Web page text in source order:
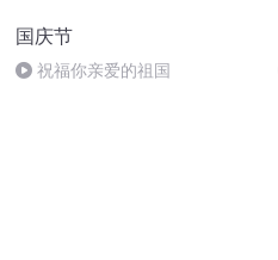
国庆节
祝福你亲爱的祖国